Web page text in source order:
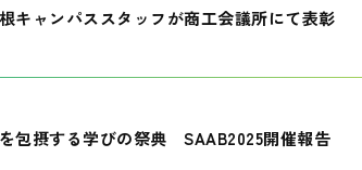
キャンパススタッフが商工会議所にて表彰
包摂する学びの祭典 SAAB2025開催報告